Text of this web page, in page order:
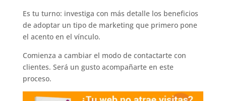
Es tu turno: investiga con más detalle los beneficios
de adoptar un tipo de marketing que primero pone
el acento en el vínculo.
Comienza a cambiar el modo de contactarte con
clientes. Será un gusto acompañarte en este
proceso.